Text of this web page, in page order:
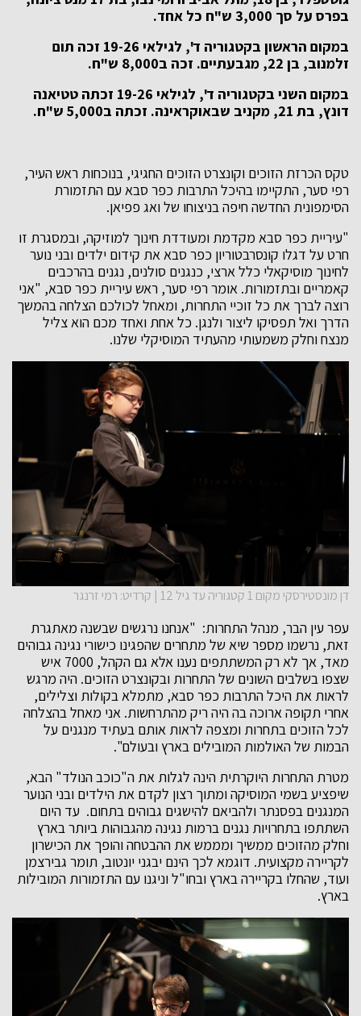
בפרס על סך 3,000 ש"ח כל אחד.
במקום הראשון בקטגוריה ד', לגילאי 19-26 זכה תום
זלמנוב, בן 22, מגבעתיים. זכה ב8,000 ש"ח.
במקום השני בקטגוריה ד', לגילאי 19-26 זכתה טטיאנה
דונץ, בת 21, מקניב שבאוקראינה. זכתה ב5,000 ש"ח.
טקס הכרזת הזוכים וקונצרט הזוכים החגיגי, בנוכחות ראש העיר,
רפי סער, התקיימו בהיכל התרבות כפר סבא עם התזמורת
הסימפונית החדשה חיפה בניצוחו של ואג פפיאן.
"עיריית כפר סבא מקדמת ומעודדת חינוך למוזיקה, ובמסגרת זו
חרט על דגלו קונסרבטוריון כפר סבא את קידום ילדים ובני נוער
לחינוך מוסיקאלי כלל ארצי, כנגנים סולנים, נגנים בהרכבים
קאמריים ובתזמורות. אומר רפי סער, ראש עיריית כפר סבא, "אני
רוצה לברך את כל זוכיי התחרות, ומאחל לכולכם הצלחה בהמשך
הדרך ואל תפסיקו ליצור ולנגן. כל אחת ואחד מכם הוא צליל
מנצח וחלק משמעותי מהעתיד המוסיקלי שלנו.
דן מונסטירסקי מקום 1 קטגוריה עד גיל 12 | קרדיט: רמי זרנגר
עפר עין הבר, מנהל התחרות: "אנחנו נרגשים שבשנה מאתגרת
זאת, נרשמו מספר שיא של מתחרים שהפגינו כישורי נגינה גבוהים
מאד, אך לא רק המשתתפים נענו אלא גם הקהל, 7000 איש
שצפו בשלבים השונים של התחרות ובקונצרט הזוכים. היה מרגש
לראות את היכל התרבות כפר סבא, מתמלא בקולות וצלילים,
אחרי תקופה ארוכה בה היה ריק מהתרחשות. אני מאחל בהצלחה
לכל הזוכים בתחרות ומצפה לראות אותם בעתיד מנגנים על
הבמות של האולמות המובילים בארץ ובעולם".
מטרת התחרות היוקרתית הינה לגלות את ה"כוכב הנולד" הבא,
שיפציע בשמי המוסיקה ומתוך רצון לקדם את הילדים ובני הנוער
המנגנים בפסנתר ולהביאם להישגים גבוהים בתחום. עד היום
השתתפו בתחרויות נגנים ברמות נגינה מהגבוהות ביותר בארץ
וחלק מהזוכים ממשיך ומממש את ההבטחה והופך את הכישרון
לקריירה מקצועית. דוגמא לכך הינם יבגני יונטוב, תומר גבירצמן
ועוד, שהחלו בקריירה בארץ ובחו"ל וניגנו עם התזמורות המובילות
בארץ.